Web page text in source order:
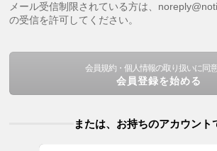
メール受信制限されている方は、
の受信を許可してください。
会員規約・個人情報の取り扱いに同
会員登録を始める
または、お持ちのアカウント